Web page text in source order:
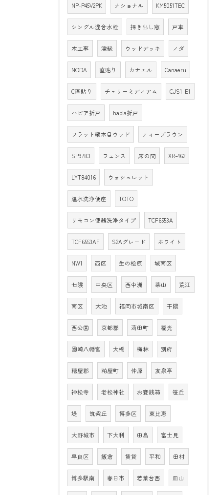
NP-P45V2PK ナショナル KM5051TEC
シングル混合水栓 掃き出し窓 戸車
木工事 濡縁 ウッドデッキ ノダ
NODA 直貼り カナエル Canaeru
C直貼り チェリーミディアム CJS1-E1
ハピア折戸 hapia折戸
フラット縦木目ウッド ティーブラウン
SP9783 フェンス 床の間 XR-462
LYT84016 ウォシュレット
温水洗浄便座 TOTO
リモコン便器洗浄タイプ TCF6553A
TCF6553AF S2Aグレード ホワイト
NW1 西区 生の松原 城南区
七隈 中央区 西中洲 茶山 荒江
南区 大池 福岡市城南区 干隈
西公園 京都郡 苅田町 稲光
國崎八幡宮 大橋 梅林 別府
糟屋郡 粕屋町 仲原 友泉亭
神松寺 老松神社 お賽銭箱 笹丘
堤 筑紫丘 博多区 東比恵
大野城市 下大利 田島 富士見
早良区 飯倉 賃貸 平和 田村
博多駅南 春日市 若葉台西 皿山